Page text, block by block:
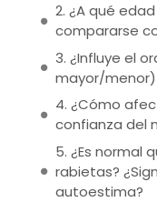
2. ¿A qué
compararse
3. ¿Influye el
mayor/
4. ¿Cómo
confianza del
5. ¿Es normal
rabietas?
autoestima?